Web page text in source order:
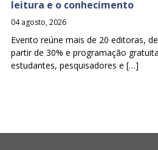
leitura e o conhecimento
04 agosto, 2026
Evento reúne mais de 20 editoras,
partir de 30% e programação
estudantes, pesquisadores e […]